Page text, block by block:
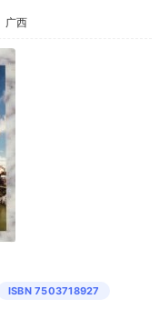
广西
ISBN 7503718927